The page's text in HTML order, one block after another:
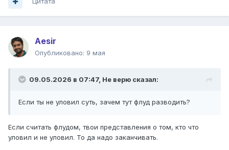
Aesir
Опубликовано: 9 мая
09.05.2026 в 07:47, Не верю сказал:
Если ты не уловил суть, зачем тут флуд разводить?
Если считать флудом, твои представления о том, кто что
уловил и не уловил. То да надо заканчивать.